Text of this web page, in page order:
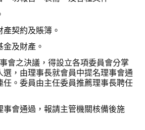
契約及賬簿。
及財產。
會之決議，得設立各項委員會分掌
選，由理事長就會員中提名理事會通
任。委員由主任委員推薦理事長聘任
事會通過，報請主管機關核備後施